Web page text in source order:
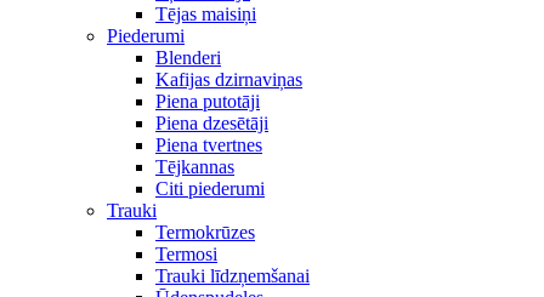
Tējas maisiņi
Piederumi
Blenderi
Kafijas dzirnaviņas
Piena putotāji
Piena dzesētāji
Piena tvertnes
Tējkannas
Citi piederumi
Trauki
Termokrūzes
Termosi
Trauki līdzņemšanai